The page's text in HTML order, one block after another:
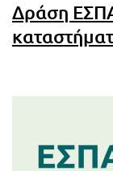
Δράση